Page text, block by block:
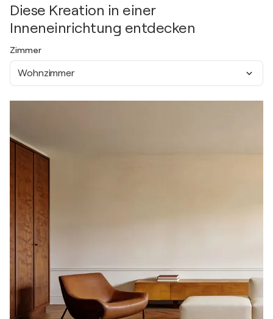
Diese Kreation in einer
Inneneinrichtung entdecken
Zimmer
Wohnzimmer